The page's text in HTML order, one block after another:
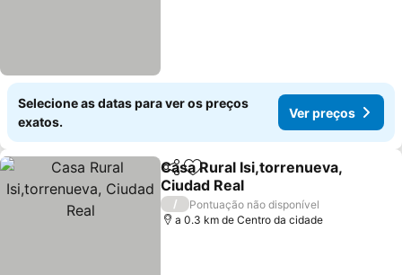
Selecione as datas para ver os preços
exatos.
Ver preços
PartilharAdicionar aos favoritos
Casa Rural Isi,torrenueva,
Ciudad Real
Ver preços
/
Pontuação não disponível
a 0.3 km de Centro da cidade